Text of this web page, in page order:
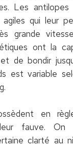
Les
qui leur
grande
ont la
de bondir
est variable
en
fauve. On
clarté au